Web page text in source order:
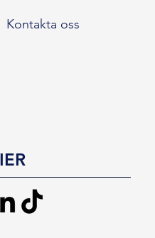
Kontakta oss